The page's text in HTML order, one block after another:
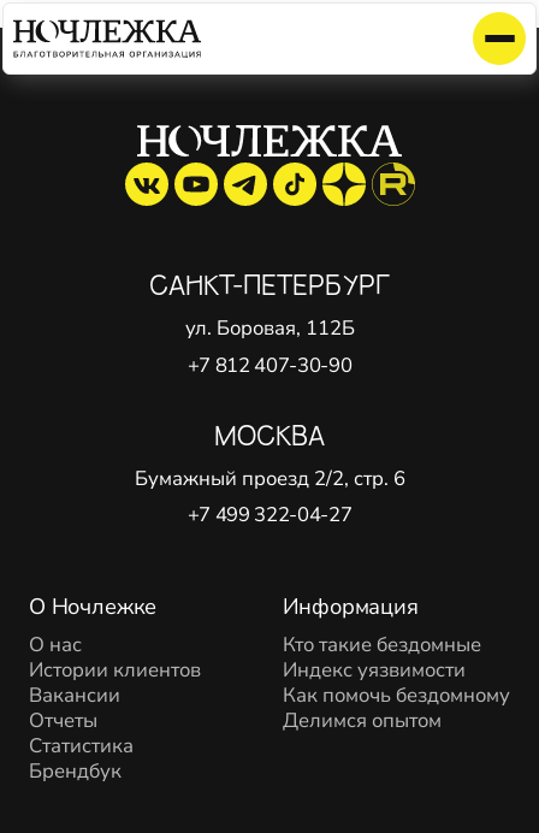
Элемент не найден!
О Ночлежке
О нас
Истории клиентов
Вакансии
Отчеты
Статистика
Брендбук
Информация
Кто такие бездомные
Индекс уязвимости
Как помочь бездомному
Делимся опытом
САНКТ-ПЕТЕРБУРГ
ул. Боровая, 112Б
+7 812 407-30-90
МОСКВА
Бумажный проезд 2/2, стр. 6
+7 499 322-04-27